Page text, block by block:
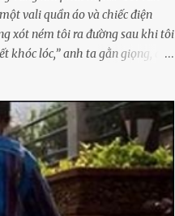
vali quần áo và chiếc điện
xót ném tôi ra đường sau khi tôi
khóc lóc,” anh ta gằn giọng, đẩy
cược cả thanh xuân vào người
phố và nỗi đau. Tôi v...